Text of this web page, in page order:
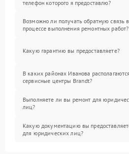
телефон которого я предоставлю?
Возможно ли получать обратную связь в
процессе выполнения ремонтных работ?
Какую гарантию вы предоставляете?
В каких районах Иванова располагаются
сервисные центры Brandt?
Выполняете ли вы ремонт для
лиц?
Какую документацию вы
для юридических лиц?